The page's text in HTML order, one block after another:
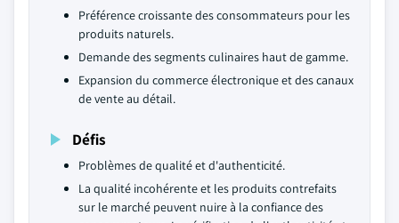
Préférence croissante des consommateurs pour les
produits naturels.
Demande des segments culinaires haut de gamme.
Expansion du commerce électronique et des canaux
de vente au détail.
Défis
Problèmes de qualité et d'authenticité.
La qualité incohérente et les produits contrefaits
sur le marché peuvent nuire à la confiance des